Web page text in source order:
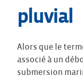
pluvial
Alors que le
associé à un
submersion